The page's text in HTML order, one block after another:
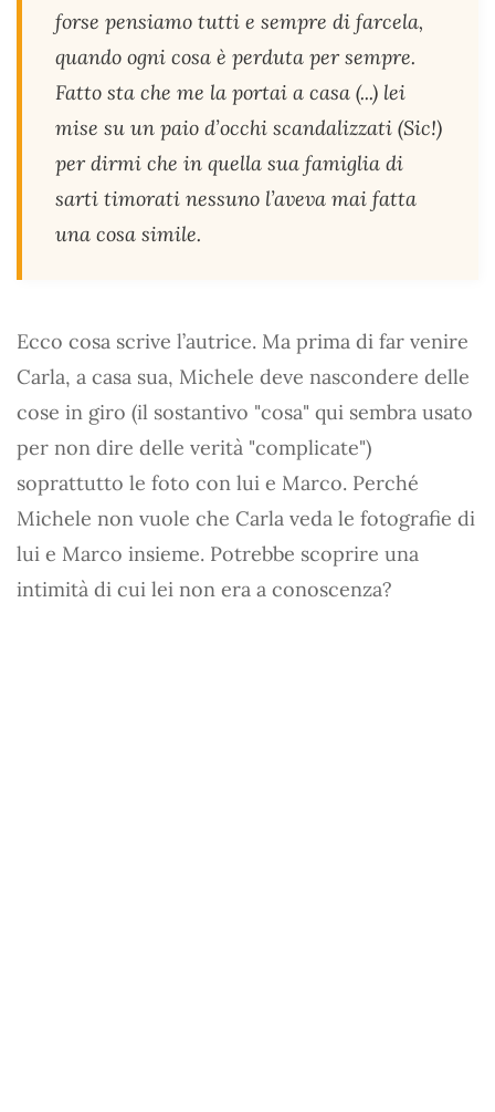
forse pensiamo tutti e sempre di farcela,
quando ogni cosa è perduta per sempre.
Fatto sta che me la portai a casa (...) lei
mise su un paio d’occhi scandalizzati (Sic!)
per dirmi che in quella sua famiglia di
sarti timorati nessuno l’aveva mai fatta
una cosa simile.
Ecco cosa scrive l’autrice. Ma prima di far venire
Carla, a casa sua, Michele deve nascondere delle
cose in giro (il sostantivo "cosa" qui sembra usato
per non dire delle verità "complicate")
soprattutto le foto con lui e Marco. Perché
Michele non vuole che Carla veda le fotografie di
lui e Marco insieme. Potrebbe scoprire una
intimità di cui lei non era a conoscenza?